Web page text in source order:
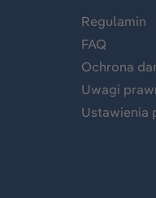
Regulamin
FAQ
Ochrona
Uwagi
Ustawienia